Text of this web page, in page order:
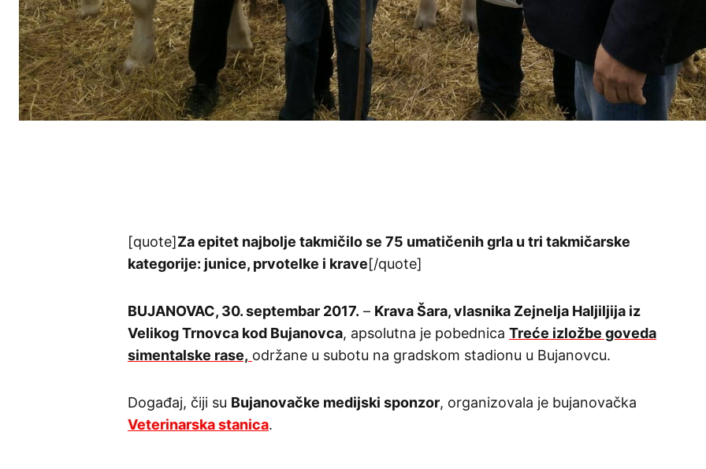
[quote]Za epitet najbolje takmičilo se 75 umatičenih grla u tri takmičarske
kategorije: junice, prvotelke i krave[/quote]
BUJANOVAC, 30. septembar 2017. – Krava Šara, vlasnika Zejnelja Haljiljija iz
Velikog Trnovca kod Bujanovca, apsolutna je pobednica Treće izložbe goveda
simentalske rase, održane u subotu na gradskom stadionu u Bujanovcu.
Događaj, čiji su Bujanovačke medijski sponzor, organizovala je bujanovačka
Veterinarska stanica.